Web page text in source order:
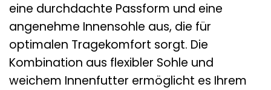
eine durchdachte Passform und eine
angenehme Innensohle aus, die für
optimalen Tragekomfort sorgt. Die
Kombination aus flexibler Sohle und
weichem Innenfutter ermöglicht es Ihrem